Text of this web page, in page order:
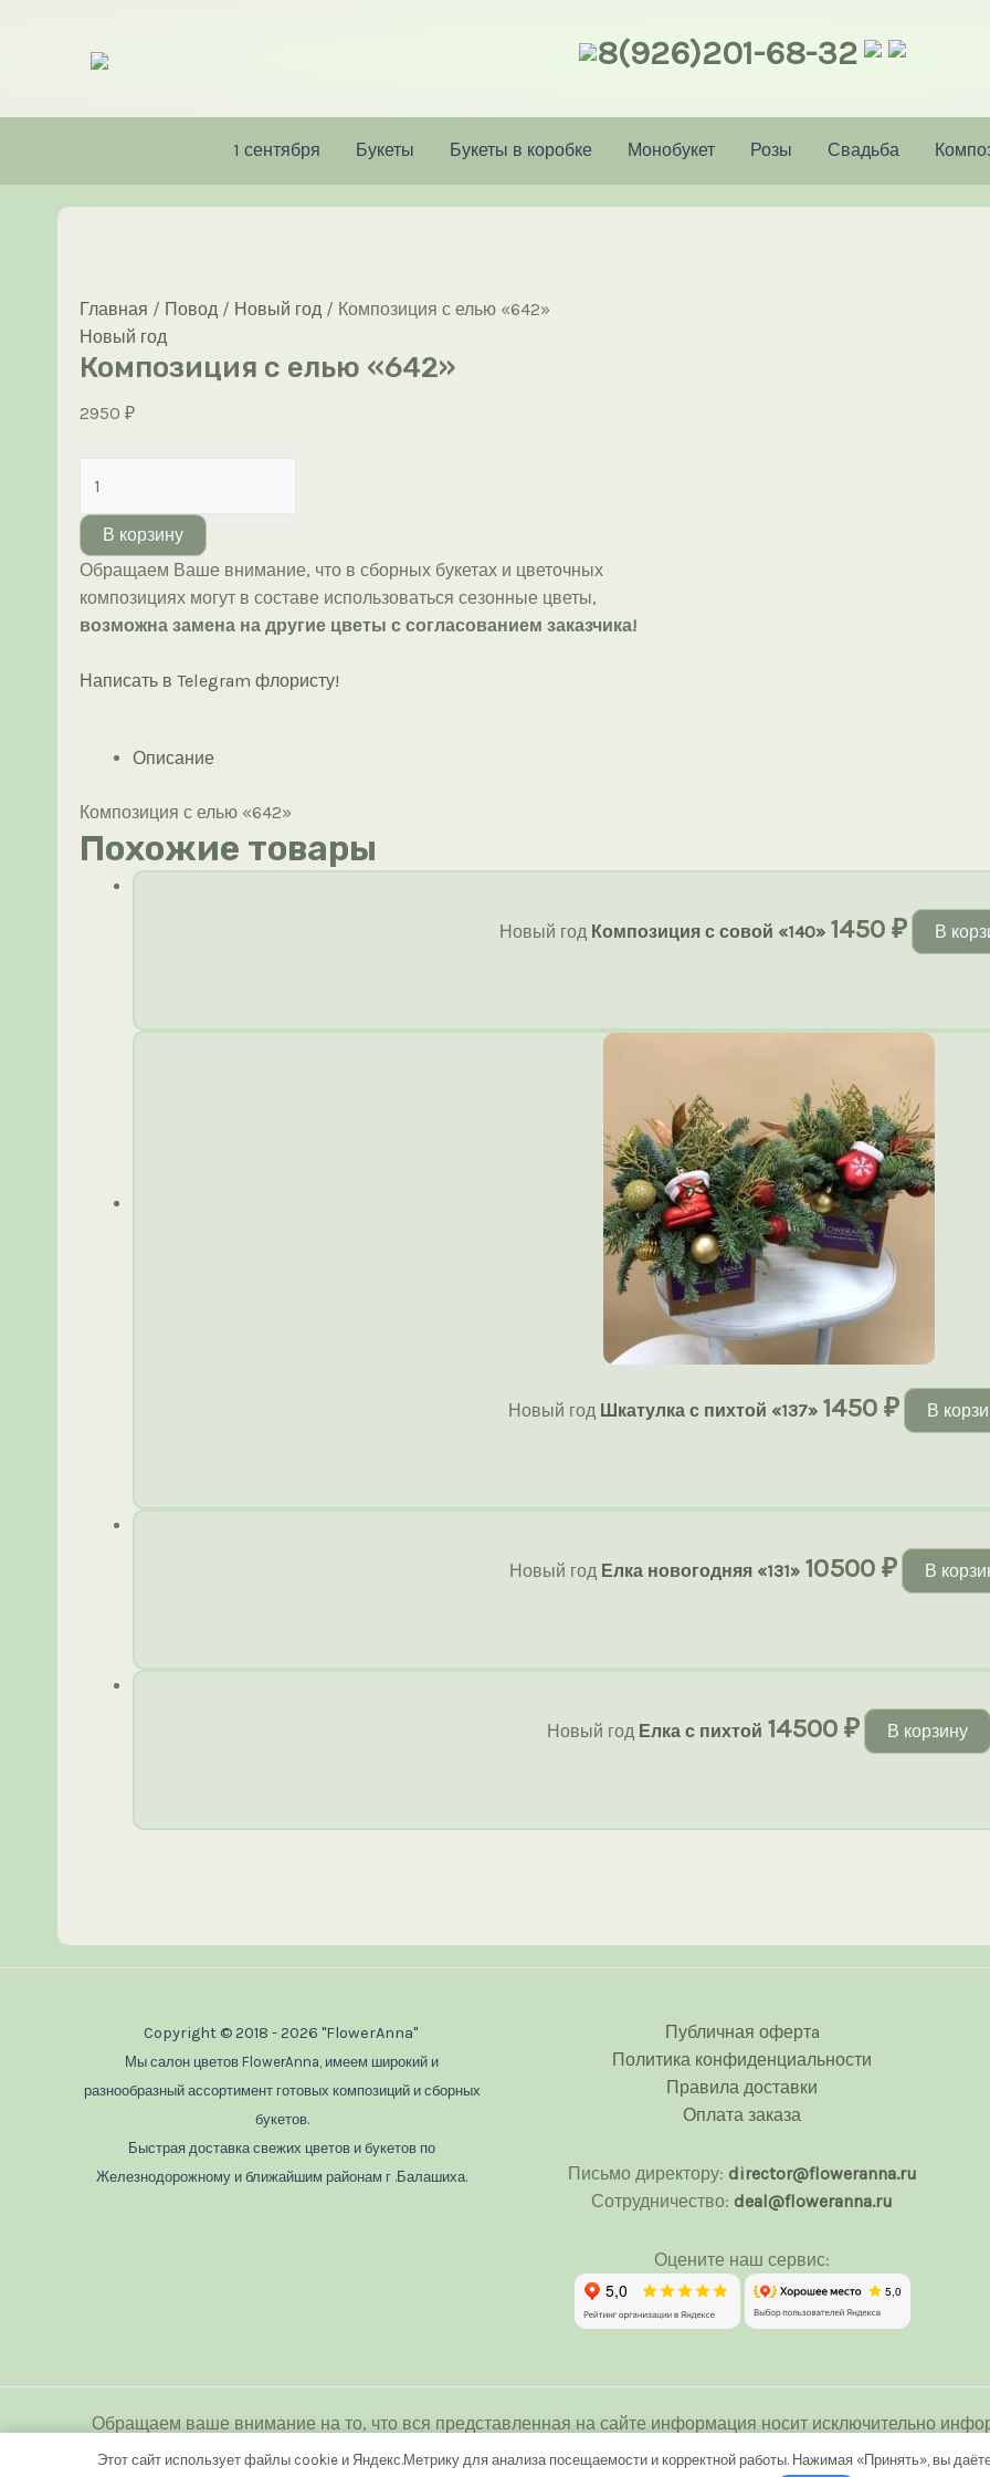
содержимому
8(926)201-68-32
1 сентября Букеты Букеты в коробке Монобукет Розы Свадьба
Главная / Повод / Новый год / Композиция с елью «642»
Новый год
Композиция с елью «642»
2950 ₽
товара
Композиция
с
елью
«642»
В корзину
Обращаем Ваше внимание, что в сборных букетах и цветочных
композициях могут в составе использоваться сезонные цветы,
возможна замена на другие цветы с согласованием заказчика!
Написать в Telegram флористу!
Описание
Композиция с елью «642»
Похожие товары
Новый год Композиция с совой «140» 1450 ₽ В
Новый год Шкатулка с пихтой «137» 1450 ₽ В
Новый год Елка новогодняя «131» 10500 ₽ В
Новый год Елка с пихтой 14500 ₽ В корзину
Copyright © 2018 - 2026 "FlowerAnna"
Мы салон цветов FlowerAnna, имеем широкий и
разнообразный ассортимент готовых композиций и сборных
букетов.
Быстрая доставка свежих цветов и букетов по
Железнодорожному и ближайшим районам г .Балашиха.
Публичная офертa
Политика конфиденциальности
Правила доставки
Оплата заказа
Письмо директору: director@floweranna.ru
Сотрудничество:deal@floweranna.ru
Оцените наш сервис:
Обращаем ваше внимание на то, что вся представленная на сайте информация носит исключительно
является публичной офертой определяемой положениями Статьи 437(2) Гражданского
Этот сайт использует файлы cookie и Яндекс.Метрику для анализа посещаемости и корректной работы. Нажимая «Принять», вы